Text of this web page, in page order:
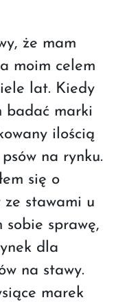
że mam
moim celem
lat. Kiedy
badać marki
ilością
na rynku.
się o
ze stawami u
sobie sprawę,
dla
na stawy.
marek